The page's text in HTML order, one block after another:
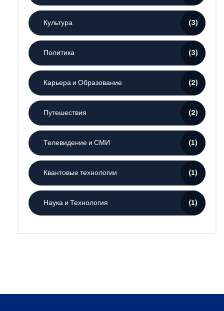
Культура (3)
Политика (3)
Карьера и Образование (2)
Путешествия (2)
Телевидение и СМИ (1)
Квантовые технологии (1)
Наука и Технология (1)